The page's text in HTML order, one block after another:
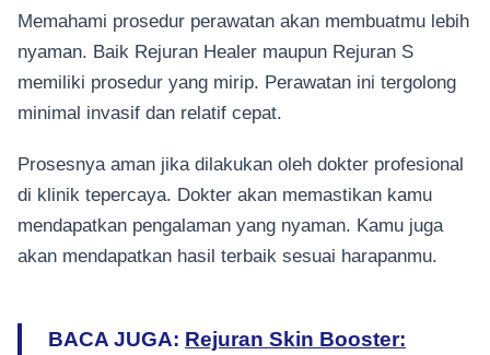
Memahami prosedur perawatan akan membuatmu lebih
nyaman. Baik Rejuran Healer maupun Rejuran S
memiliki prosedur yang mirip. Perawatan ini tergolong
minimal invasif dan relatif cepat.
Prosesnya aman jika dilakukan oleh dokter profesional
di klinik tepercaya. Dokter akan memastikan kamu
mendapatkan pengalaman yang nyaman. Kamu juga
akan mendapatkan hasil terbaik sesuai harapanmu.
BACA JUGA: Rejuran Skin Booster: